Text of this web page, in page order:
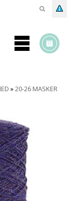
»20-26 MASKER